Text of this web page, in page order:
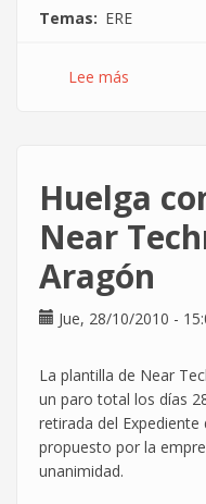
Temas ERE
Lee más
Huelga
Near
Aragón
Jue, 28/10/2010 -
La plantilla de Near
un paro total los días
retirada del Expediente
propuesto por la
unanimidad.